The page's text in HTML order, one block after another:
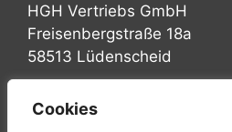
Cookies
HGH Vertriebs GmbH
Freisenbergstraße 18a
58513 Lüdenscheid
Tel.: +49 (0) 2351 947570